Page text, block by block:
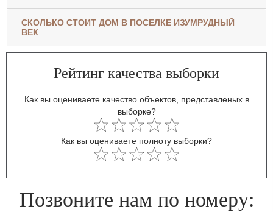
СКОЛЬКО СТОИТ ДОМ В ПОСЕЛКЕ ИЗУМРУДНЫЙ
ВЕК
Рейтинг качества выборки
Как вы оцениваете качество объектов, представленых в
выборке?
Как вы оцениваете полноту выборки?
Позвоните нам по номеру: